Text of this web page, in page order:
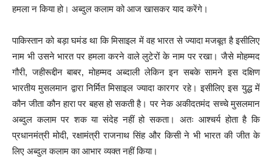
हमला न किया हो। अब्दुल कलाम को आज खासकर याद करेंगे।
पाकिस्तान को बड़ा घमंड था कि मिसाइल में वह भारत से ज्यादा मजबूत है इसीलिए
नाम भी उसने भारत पर हमला करने वाले लुटेरों के नाम पर रखा। जैसे मोहम्मद
गौरी, जहीरूद्दीन बाबर, मोहम्मद अब्दाली लेकिन इन सबके सामने इस दक्षिण
भारतीय मुसलमान द्वारा निर्मित मिसाइल ज्यादा कारगर रहे। इसीलिए इस युद्ध में
कौन जीता कौन हारा पर बहस हो सकती है। पर नेक अकीदतमंद सच्चे मुसलमान
अब्दुल कलाम पर शक या संदेह नहीं हो सकता। अतः आश्चर्य होता है कि
प्रधानमंत्री मोदी, रक्षामंत्री राजनाथ सिंह और किसी ने भी भारत की जीत के
लिए अब्दुल कलाम का आभार व्यक्त नहीं किया।